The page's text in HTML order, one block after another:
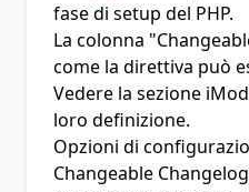
fase di setup del PHP.
La colonna
come la direttiva può
Vedere la sezione
loro definizione.
Opzioni di
Changeable Changelog